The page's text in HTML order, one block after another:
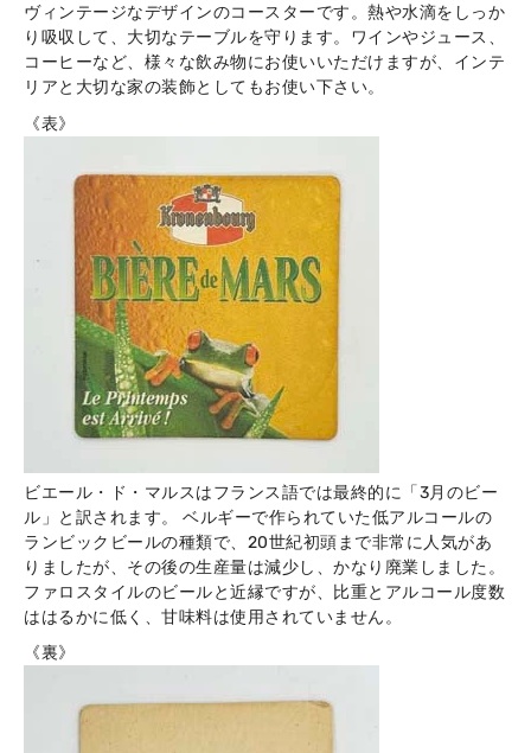
ヴィンテージなデザインのコースターです。熱や水滴をしっか
り吸収して、大切なテーブルを守ります。ワインやジュース、
コーヒーなど、様々な飲み物にお使いいただけますが、インテ
リアと大切な家の装飾としてもお使い下さい。
《表》
ビエール・ド・マルスはフランス語では最終的に「3月のビー
ル」と訳されます。 ベルギーで作られていた低アルコールの
ランビックビールの種類で、20世紀初頭まで非常に人気があ
りましたが、その後の生産量は減少し、かなり廃業しました。
ファロスタイルのビールと近縁ですが、比重とアルコール度数
ははるかに低く、甘味料は使用されていません。
《裏》